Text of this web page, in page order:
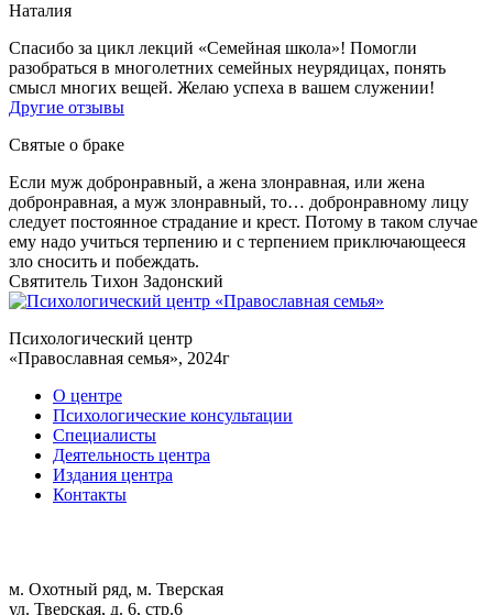
Наталия
Спасибо за цикл лекций «Семейная школа»! Помогли
разобраться в многолетних семейных неурядицах, понять
смысл многих вещей. Желаю успеха в вашем служении!
Другие отзывы
Святые о браке
Если муж добронравный, а жена злонравная, или жена
добронравная, а муж злонравный, то… добронравному лицу
следует постоянное страдание и крест. Потому в таком случае
ему надо учиться терпению и с терпением приключающееся
зло сносить и побеждать.
Святитель Тихон Задонский
Психологический центр
«Православная семья», 2024г
О центре
Психологические консультации
Специалисты
Деятельность центра
Издания центра
Контакты
м. Охотный ряд, м. Тверская
ул. Тверская, д. 6, стр.6